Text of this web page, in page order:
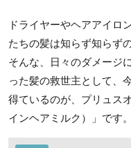
ドライヤーやヘアアイロ
たちの髪は知らず知らず
そんな、日々のダメージ
った髪の救世主として、
得ているのが、プリュス
インヘアミルク）」です。